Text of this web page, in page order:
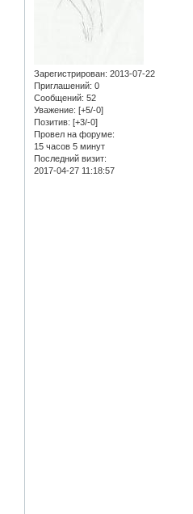
Зарегистрирован: 2013-07-22
Приглашений: 0
Сообщений: 52
Уважение: [+5/-0]
Позитив: [+3/-0]
Провел на форуме:
15 часов 5 минут
Последний визит:
2017-04-27 11:18:57